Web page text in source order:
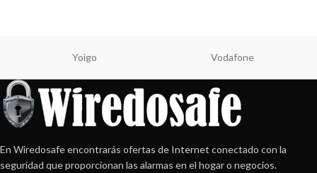
Yoigo Vodafone
En Wiredosafe encontrarás ofertas de Internet conectado con la
seguridad que proporcionan las alarmas en el hogar o negocios.